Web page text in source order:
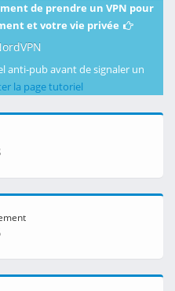
de prendre un VPN pour
et votre vie privée
anti-pub avant de signaler un
la page tutoriel